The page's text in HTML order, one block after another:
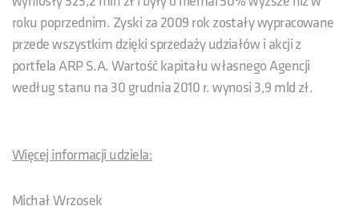
roku poprzednim. Zyski za 2009 rok zostały wypracowane
przede wszystkim dzięki sprzedaży udziałów i akcji z
portfela ARP S.A. Wartość kapitału własnego Agencji
według stanu na 30 grudnia 2010 r. wynosi 3,9 mld zł.
Więcej informacji udziela:
Michał Wrzosek